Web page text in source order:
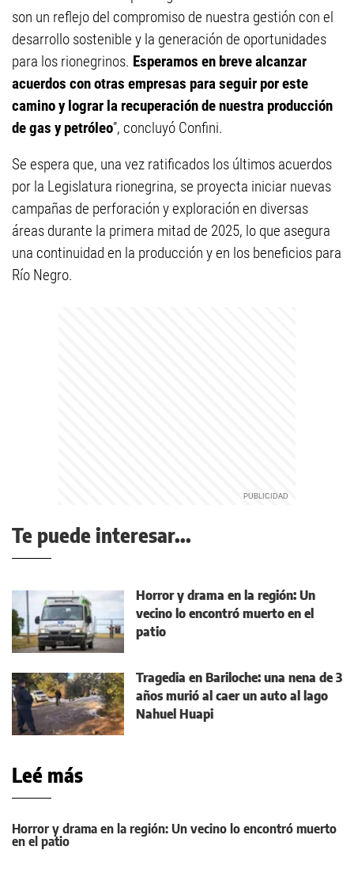
son un reflejo del compromiso de nuestra gestión con el
desarrollo sostenible y la generación de oportunidades
para los rionegrinos. Esperamos en breve alcanzar
acuerdos con otras empresas para seguir por este
camino y lograr la recuperación de nuestra producción
de gas y petróleo”, concluyó Confini.
Se espera que, una vez ratificados los últimos acuerdos
por la Legislatura rionegrina, se proyecta iniciar nuevas
campañas de perforación y exploración en diversas
áreas durante la primera mitad de 2025, lo que asegura
una continuidad en la producción y en los beneficios para
Río Negro.
Te puede interesar...
Horror y drama en la región: Un
vecino lo encontró muerto en el
patio
Tragedia en Bariloche: una nena de 3
años murió al caer un auto al lago
Nahuel Huapi
Leé más
Horror y drama en la región: Un vecino lo encontró muerto
en el patio